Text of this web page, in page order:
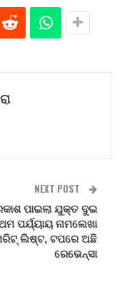
NEXT POST
ପାଇଲା ଯୁକ୍ତ ଦୁଇ
ପର୍ଯ୍ୟାୟ ନାମଲେଖା
ଲିଷ୍ଟ, ଟପରେ ଅଛି
ରେଭେନ୍ସା